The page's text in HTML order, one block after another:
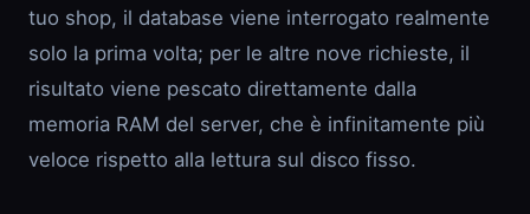
tuo shop, il database viene interrogato realmente
solo la prima volta; per le altre nove richieste, il
risultato viene pescato direttamente dalla
memoria RAM del server, che è infinitamente più
veloce rispetto alla lettura sul disco fisso.